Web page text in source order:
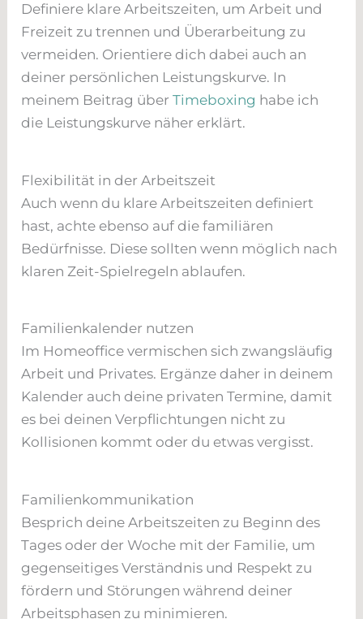
Definiere klare Arbeitszeiten, um Arbeit und
Freizeit zu trennen und Überarbeitung zu
vermeiden. Orientiere dich dabei auch an
deiner persönlichen Leistungskurve. In
meinem Beitrag überTimeboxing habe ich
die Leistungskurve näher erklärt.
Flexibilität in der Arbeitszeit
Auch wenn du klare Arbeitszeiten definiert
hast, achte ebenso auf die familiären
Bedürfnisse. Diese sollten wenn möglich nach
klaren Zeit-Spielregeln ablaufen.
Familienkalender nutzen
Im Homeoffice vermischen sich zwangsläufig
Arbeit und Privates. Ergänze daher in deinem
Kalender auch deine privaten Termine, damit
es bei deinen Verpflichtungen nicht zu
Kollisionen kommt oder du etwas vergisst.
Familienkommunikation
Besprich deine Arbeitszeiten zu Beginn des
Tages oder der Woche mit der Familie, um
gegenseitiges Verständnis und Respekt zu
fördern und Störungen während deiner
Arbeitsphasen zu minimieren.